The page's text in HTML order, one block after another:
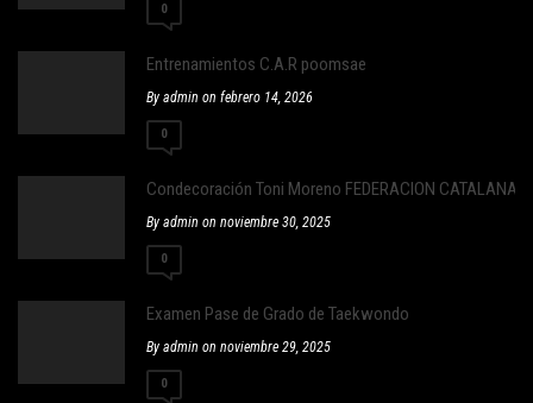
0
Entrenamientos C.A.R poomsae
By admin on febrero 14, 2026
0
Condecoración Toni Moreno FEDERACION CATALANA
By admin on noviembre 30, 2025
0
Examen Pase de Grado de Taekwondo
By admin on noviembre 29, 2025
0